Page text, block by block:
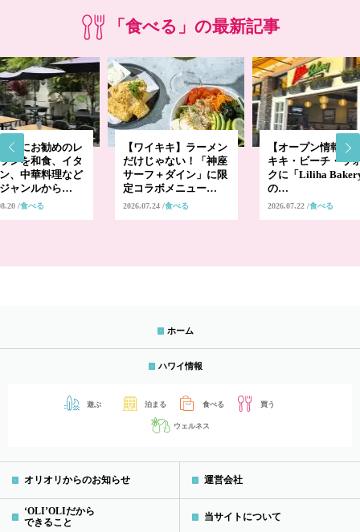
「食べる」の最新記事
プにお勧めのレ
ンを和食、イタ
、中華料理など
ャンルから…
食べる
【ワイキキ】ラーメン
だけじゃない！「神座
サーフ＋ダイン」に限
定コラボメニュー…
2026.07.24 食べる
【オープン情報】
キキ・ビーチ・ウ
クに「Liliha
の…
2026.07.22 食べる
ホーム
ハワイ情報
遊ぶ 泊まる 食べる 買う
ウェルネス
オリオリからのお知らせ
‘OLI’OLIだから
できること
運営会社
当サイトについて